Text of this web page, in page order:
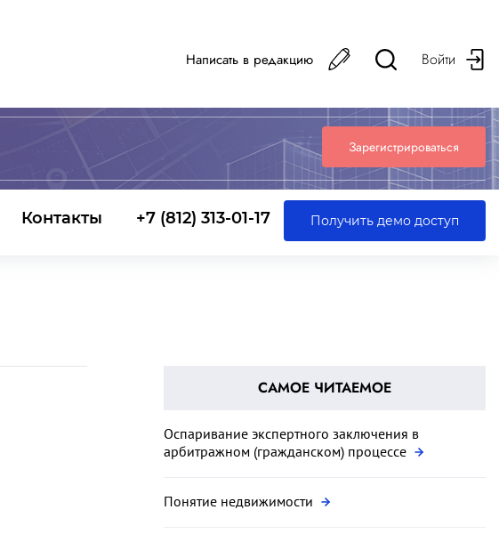
Написать в редакцию Войти
Зарегистрироваться
Контакты +7 (812) 313-01-17 Получить демо доступ
САМОЕ ЧИТАЕМОЕ
Оспаривание экспертного заключения в
арбитражном (гражданском) процессе
Понятие недвижимости